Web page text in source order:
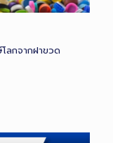
ลกจากฝาขวด